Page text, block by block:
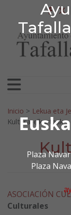
Plaza
Plaza
Ir al contenido
Bilatu:
Inicio > Lekua eta
Kultura-elkarteak
ASOCIACIÓN
Culturales